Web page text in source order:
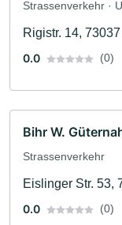
Strassenverkehr ·
Rigistr. 14,
0.0
(0)
Bihr W.
Strassenverkehr
Eislinger Str. 53,
0.0
(0)